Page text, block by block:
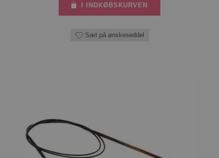
I INDKØBSKURVEN
Sæt på ønskeseddel